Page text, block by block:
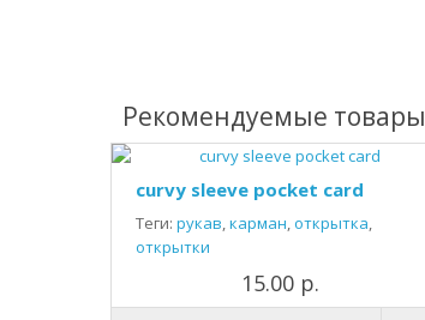
Рекомендуемые товары
curvy sleeve pocket card
Теги: рукав,карман,открытка,
открытки
15.00 р.